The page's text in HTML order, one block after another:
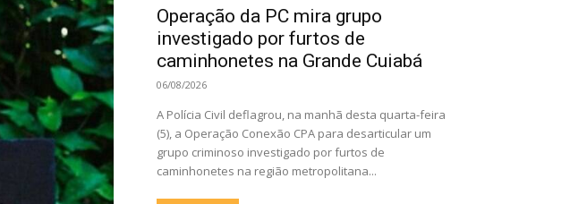
Operação da PC mira grupo
investigado por furtos de
caminhonetes na Grande Cuiabá
06/08/2026
A Polícia Civil deflagrou, na manhã desta quarta-feira
(5), a Operação Conexão CPA para desarticular um
grupo criminoso investigado por furtos de
caminhonetes na região metropolitana...